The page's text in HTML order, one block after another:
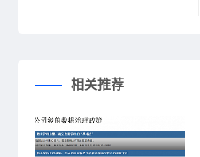
相关推荐